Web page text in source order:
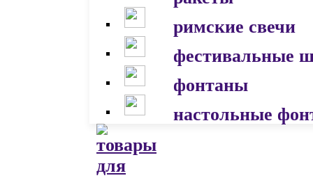
римские свечи
фестивальные
фонтаны
настольные